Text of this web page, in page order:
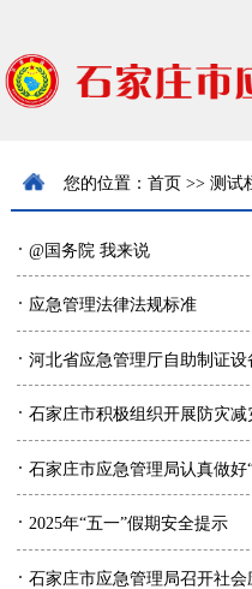
您的位置：首页 >>测试
· @国务院 我来说
· 应急管理法律法规标准
· 河北省应急管理厅自助制证
· 石家庄市积极组织开展防灾
· 石家庄市应急管理局认真做
· 2025年“五一”假期安全提示
· 石家庄市应急管理局召开社